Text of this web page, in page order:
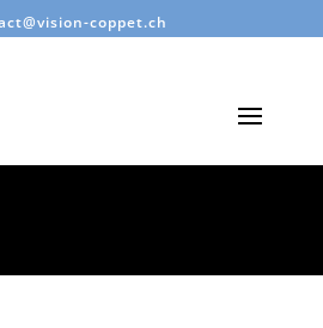
coppet.ch